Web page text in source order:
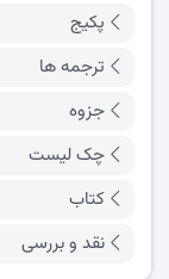
پکیج
ترجمه ها
جزوه
چک لیست
کتاب
نقد و بررسی